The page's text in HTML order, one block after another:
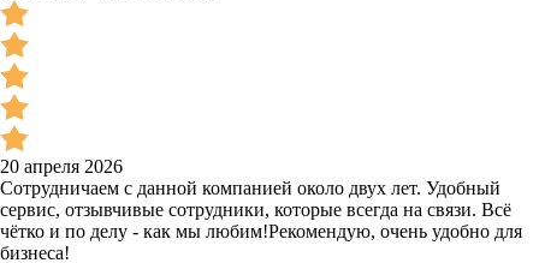
20 апреля 2026
Сотрудничаем с данной компанией около двух лет. Удобный
сервис, отзывчивые сотрудники, которые всегда на связи. Всё
чётко и по делу - как мы любим!Рекомендую, очень удобно для
бизнеса!